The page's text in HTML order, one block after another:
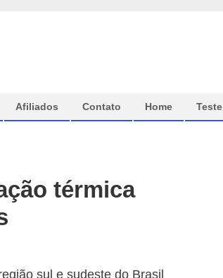
Afiliados Contato Home Teste
térmica
sul e sudeste do Brasil